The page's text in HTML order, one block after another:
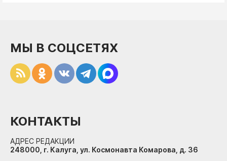
МЫ В СОЦСЕТЯХ
КОНТАКТЫ
АДРЕС РЕДАКЦИИ
248000, г. Калуга, ул. Космонавта Комарова, д. 36